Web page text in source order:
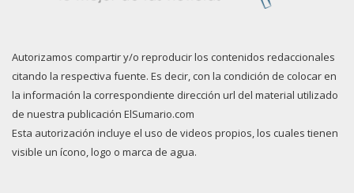
Autorizamos compartir y/o reproducir los contenidos redaccionales
citando la respectiva fuente. Es decir, con la condición de colocar en
la información la correspondiente dirección url del material utilizado
de nuestra publicación ElSumario.com
Esta autorización incluye el uso de videos propios, los cuales tienen
visible un ícono, logo o marca de agua.